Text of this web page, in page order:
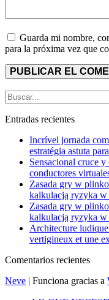
Guarda mi nombre,
para la próxima vez que
Buscar...
Entradas recientes
Incrível jornada
estratégia astuta
Sensacional cruce
conductores
Zasada gry w
kalkulacją ryzyka w
Zasada gry w
kalkulacją ryzyka w
Architecture
vertigineux et une
Comentarios recientes
Neve | Funciona gracias a